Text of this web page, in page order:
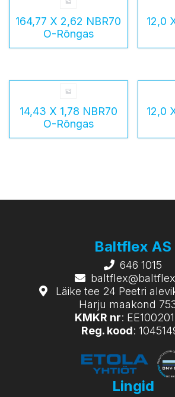
164,77 X 2,62 NBR70
O-Rõngas
12,0
14,43 X 1,78 NBR70
O-Rõngas
12,0
Baltflex AS
646 1015
Läike tee 24 Peetri
Harju maakond
KMKR nr:
Reg. kood:
Lingid